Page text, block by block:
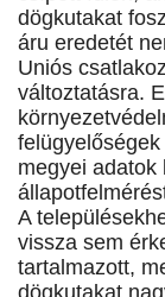
dögkutakat
áru eredetét
Uniós
változtatásra.
megyei adatok
A
vissza sem
tartalmazott,